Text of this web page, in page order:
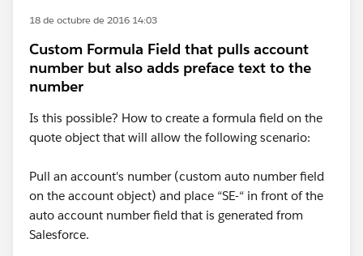
18 de octubre de 2016 14:03
Custom Formula Field that pulls account
number but also adds preface text to the
number
Is this possible? How to create a formula field on the
quote object that will allow the following scenario:
Pull an account's number (custom auto number field
on the account object) and place “SE-“ in front of the
auto account number field that is generated from
Salesforce.